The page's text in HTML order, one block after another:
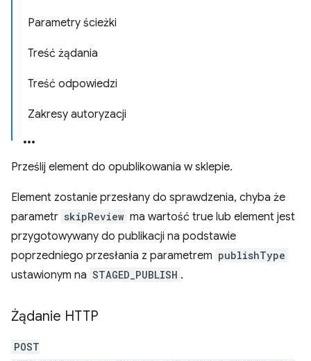
Parametry ścieżki
Treść żądania
Treść odpowiedzi
Zakresy autoryzacji
Prześlij element do opublikowania w sklepie.
Element zostanie przesłany do sprawdzenia, chyba że
parametr skipReview ma wartość true lub element jest
przygotowywany do publikacji na podstawie
poprzedniego przesłania z parametrem publishType
ustawionym na STAGED_PUBLISH .
Żądanie HTTP
POST